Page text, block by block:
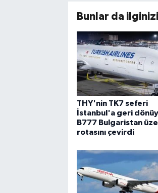
Bunlar da
THY'nin TK7 seferi
İstanbul'a geri
B777 Bulgaristan
rotasını çevirdi